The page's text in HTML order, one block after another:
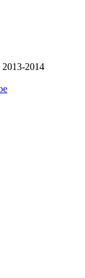
2014